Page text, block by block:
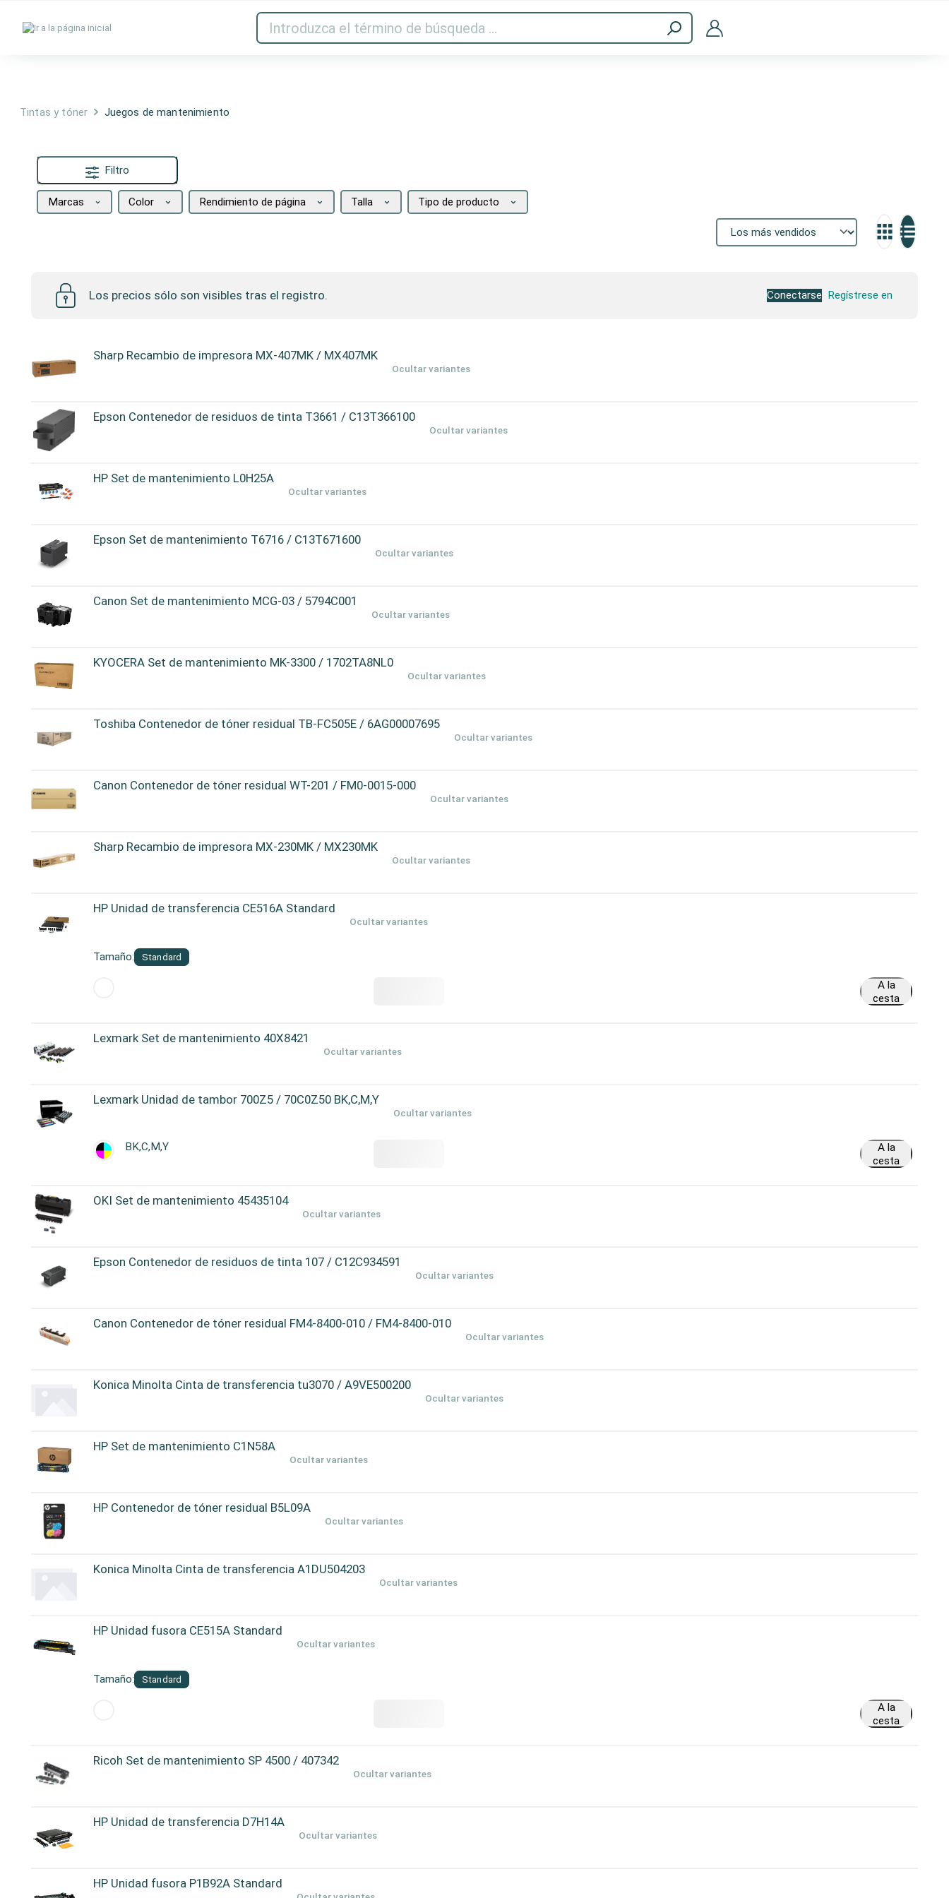
Red Audio y vídeo Impresora y escáner Accesorios informáticos
Tintas y tóner Juegos de mantenimiento
Filtro
Marcas Color Rendimiento de página Talla Tipo de producto
Los precios sólo son visibles tras el registro. Conectarse Regístrese en
Sharp Recambio de impresora MX-407MK / MX407MK
Ocultar variantes
Epson Contenedor de residuos de tinta T3661 / C13T366100
Ocultar variantes
HP Set de mantenimiento L0H25A
Ocultar variantes
Epson Set de mantenimiento T6716 / C13T671600
Ocultar variantes
Canon Set de mantenimiento MCG-03 / 5794C001
Ocultar variantes
KYOCERA Set de mantenimiento MK-3300 / 1702TA8NL0
Ocultar variantes
Toshiba Contenedor de tóner residual TB-FC505E / 6AG00007695
Ocultar variantes
Canon Contenedor de tóner residual WT-201 / FM0-0015-000
Ocultar variantes
Sharp Recambio de impresora MX-230MK / MX230MK
Ocultar variantes
HP Unidad de transferencia CE516A Standard
Ocultar variantes
Tamaño: Standard
A la
cesta
Lexmark Set de mantenimiento 40X8421
Ocultar variantes
Lexmark Unidad de tambor 700Z5 / 70C0Z50 BK,C,M,Y
Ocultar variantes
BK,C,M,Y
A la
cesta
OKI Set de mantenimiento 45435104
Ocultar variantes
Epson Contenedor de residuos de tinta 107 / C12C934591
Ocultar variantes
Canon Contenedor de tóner residual FM4-8400-010 / FM4-8400-010
Ocultar variantes
Konica Minolta Cinta de transferencia tu3070 / A9VE500200
Ocultar variantes
HP Set de mantenimiento C1N58A
Ocultar variantes
HP Contenedor de tóner residual B5L09A
Ocultar variantes
Konica Minolta Cinta de transferencia A1DU504203
Ocultar variantes
HP Unidad fusora CE515A Standard
Ocultar variantes
Tamaño: Standard
A la
cesta
Ricoh Set de mantenimiento SP 4500 / 407342
Ocultar variantes
HP Unidad de transferencia D7H14A
Ocultar variantes
HP Unidad fusora P1B92A Standard